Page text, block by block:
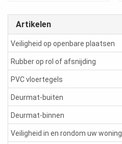
Artikelen
Veiligheid op openbare plaatsen
Rubber op rol of afsnijding
PVC vloertegels
Deurmat-buiten
Deurmat-binnen
Veiligheid in en rondom uw woning